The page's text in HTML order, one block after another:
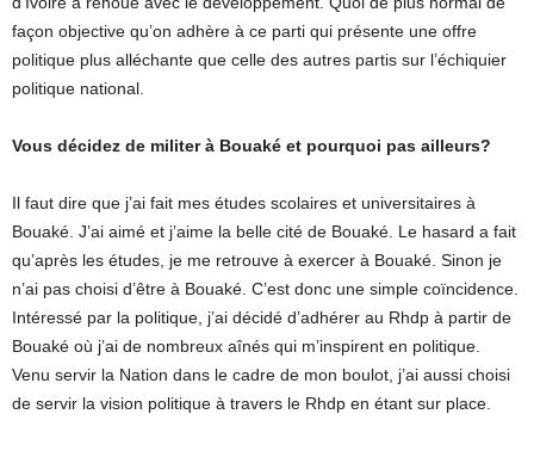
façon objective qu’on adhère à ce parti qui présente une offre
politique plus alléchante que celle des autres partis sur l’échiquier
politique national.
Vous décidez de militer à Bouaké et pourquoi pas ailleurs?
Il faut dire que j’ai fait mes études scolaires et universitaires à
Bouaké. J’ai aimé et j’aime la belle cité de Bouaké. Le hasard a fait
qu’après les études, je me retrouve à exercer à Bouaké. Sinon je
n’ai pas choisi d’être à Bouaké. C’est donc une simple coïncidence.
Intéressé par la politique, j’ai décidé d’adhérer au Rhdp à partir de
Bouaké où j’ai de nombreux aînés qui m’inspirent en politique.
Venu servir la Nation dans le cadre de mon boulot, j’ai aussi choisi
de servir la vision politique à travers le Rhdp en étant sur place.